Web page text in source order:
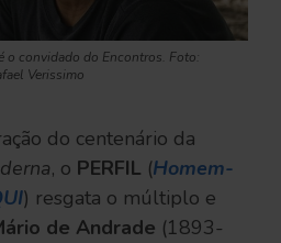
o convidado do Encontros. Foto:
Verissimo
do centenário da
, o PERFIL (Homem-
) resgata o múltiplo e
de Andrade (1893-